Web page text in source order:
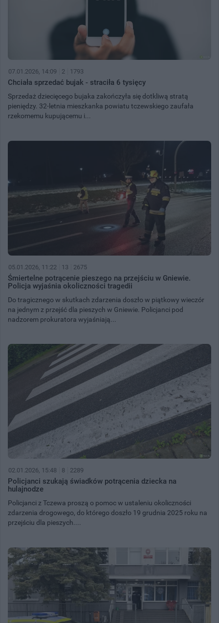
07.01.2026, 14:09 2 1793
Chciała sprzedać bujak - straciła 6 tysięcy
Sprzedaż dziecięcego bujaka zakończyła się dotkliwą stratą
pieniędzy. 32-letnia mieszkanka powiatu tczewskiego zaufała
rzekomemu kupującemu i...
05.01.2026, 11:22 13 2675
Śmiertelne potrącenie pieszego na przejściu w Gniewie.
Policja wyjaśnia okoliczności tragedii
Do tragicznego w skutkach zdarzenia doszło w piątkowy wieczór
na jednym z przejść dla pieszych w Gniewie. Policjanci pod
nadzorem prokuratora wyjaśniają...
02.01.2026, 15:48 8 2289
Policjanci szukają świadków potrącenia dziecka na
hulajnodze
Policjanci z Tczewa proszą o pomoc w ustaleniu okoliczności
zdarzenia drogowego, do którego doszło 19 grudnia 2025 roku na
przejściu dla pieszych....